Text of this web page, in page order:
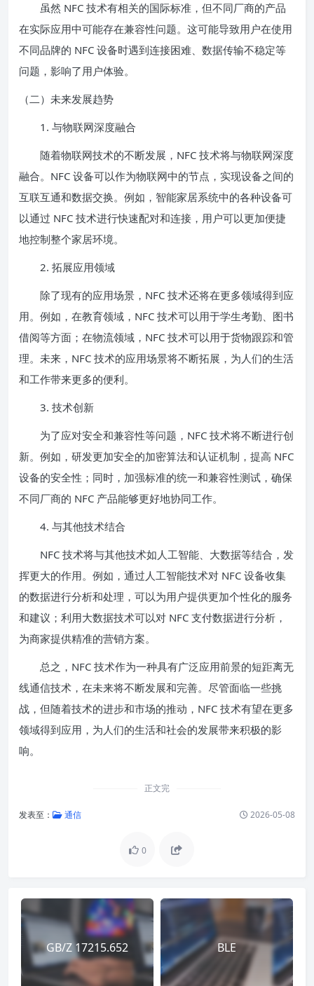
虽然 NFC 技术有相关的国际标准，但不同厂商的产品
在实际应用中可能存在兼容性问题。这可能导致用户在使用
不同品牌的 NFC 设备时遇到连接困难、数据传输不稳定等
问题，影响了用户体验。
（二）未来发展趋势
1. 与物联网深度融合
随着物联网技术的不断发展，NFC 技术将与物联网深度
融合。NFC 设备可以作为物联网中的节点，实现设备之间的
互联互通和数据交换。例如，智能家居系统中的各种设备可
以通过 NFC 技术进行快速配对和连接，用户可以更加便捷
地控制整个家居环境。
2. 拓展应用领域
除了现有的应用场景，NFC 技术还将在更多领域得到应
用。例如，在教育领域，NFC 技术可以用于学生考勤、图书
借阅等方面；在物流领域，NFC 技术可以用于货物跟踪和管
理。未来，NFC 技术的应用场景将不断拓展，为人们的生活
和工作带来更多的便利。
3. 技术创新
为了应对安全和兼容性等问题，NFC 技术将不断进行创
新。例如，研发更加安全的加密算法和认证机制，提高 NFC
设备的安全性；同时，加强标准的统一和兼容性测试，确保
不同厂商的 NFC 产品能够更好地协同工作。
4. 与其他技术结合
NFC 技术将与其他技术如人工智能、大数据等结合，发
挥更大的作用。例如，通过人工智能技术对 NFC 设备收集
的数据进行分析和处理，可以为用户提供更加个性化的服务
和建议；利用大数据技术可以对 NFC 支付数据进行分析，
为商家提供精准的营销方案。
总之，NFC 技术作为一种具有广泛应用前景的短距离无
线通信技术，在未来将不断发展和完善。尽管面临一些挑
战，但随着技术的进步和市场的推动，NFC 技术有望在更多
领域得到应用，为人们的生活和社会的发展带来积极的影
响。
正文完
发表至： 通信 2026-05-08
0
GB/Z 17215.652 BLE